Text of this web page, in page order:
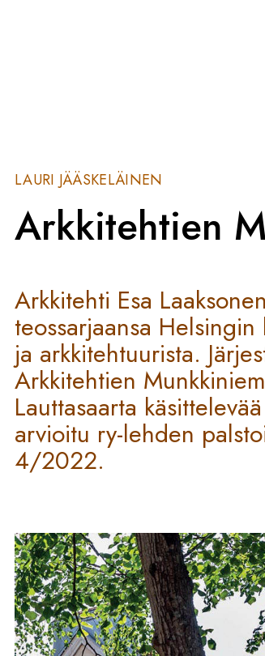
LAURI JÄÄSKELÄINEN
Arkkitehtien
Arkkitehti Esa
teossarjaansa
ja arkkitehtuurista.
Arkkitehtien
Lauttasaarta
arvioitu ry-lehden
4/2022.